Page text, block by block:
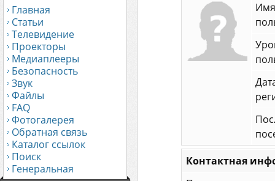
Главная
Статьи
Телевидение
Проекторы
Медиаплееры
Безопасность
Звук
Файлы
FAQ
Фотогалерея
Обратная связь
Каталог ссылок
Поиск
Генеральная
Имя
Контактная